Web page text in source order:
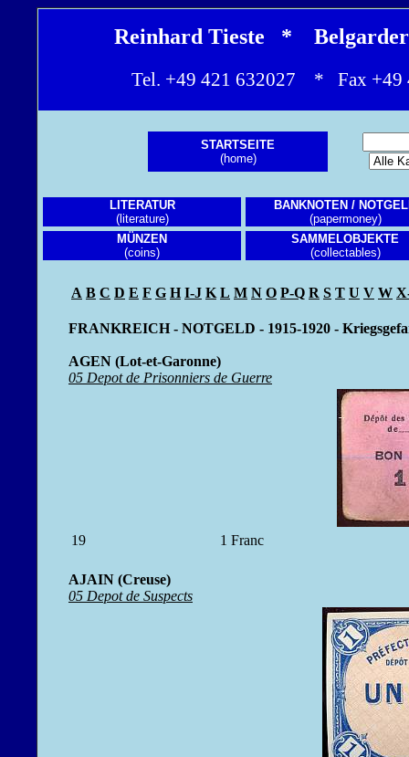
Reinhard Tieste *
Tel. +49 421 632027 * Fax
STARTSEITE
(home)
LITERATUR
(literature)
BANKNOTEN /
(papermoney)
MÜNZEN
(coins)
SAMMELOBJEKTE
(collectables)
A B C D E F G H I-J K L M N O P-Q R S T U V W
FRANKREICH - NOTGELD - 1915-1920 -
AGEN (Lot-et-Garonne)
05 Depot de Prisonniers de Guerre
19 1 Franc
AJAIN (Creuse)
05 Depot de Suspects